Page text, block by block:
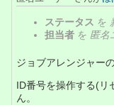
ステータス を
担当者 を 匿名
ジョブアレンジャー
ID番号を操作する(リ
ん。